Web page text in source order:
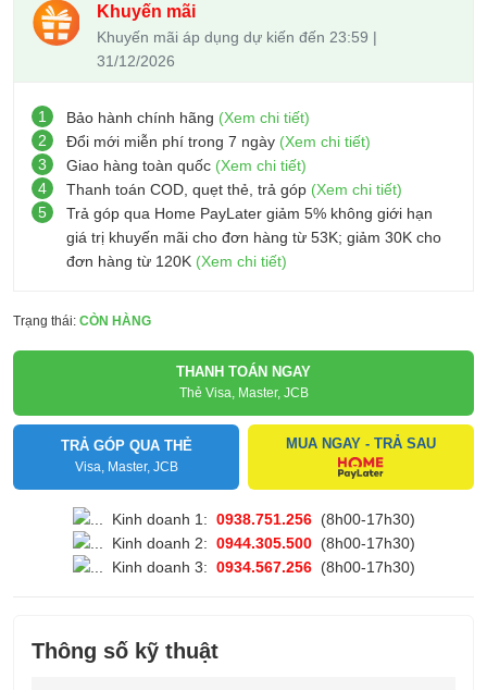
Khuyến mãi
Khuyến mãi áp dụng dự kiến đến 23:59 |
31/12/2026
1 Bảo hành chính hãng (Xem chi tiết)
2
Đổi mới miễn phí trong 7 ngày (Xem chi tiết)
3
Giao hàng toàn quốc (Xem chi tiết)
4
Thanh toán COD, quẹt thẻ, trả góp (Xem chi tiết)
5
Trả góp qua Home PayLater giảm 5% không giới hạn
giá trị khuyến mãi cho đơn hàng từ 53K; giảm 30K cho
đơn hàng từ 120K (Xem chi tiết)
Trạng thái: CÒN HÀNG
THANH TOÁN NGAY
Thẻ Visa, Master, JCB
TRẢ GÓP QUA THẺ
Visa, Master, JCB
MUA NGAY - TRẢ SAU
Kinh doanh 1: 0938.751.256 (8h00-17h30)
Kinh doanh 2: 0944.305.500 (8h00-17h30)
Kinh doanh 3: 0934.567.256 (8h00-17h30)
Thông số kỹ thuật